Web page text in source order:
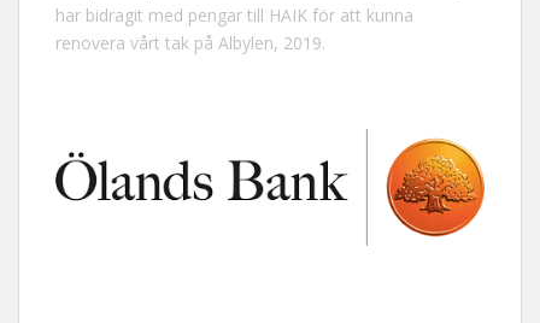
har bidragit med pengar till HAIK för att kunna
renovera vårt tak på Albylen, 2019.